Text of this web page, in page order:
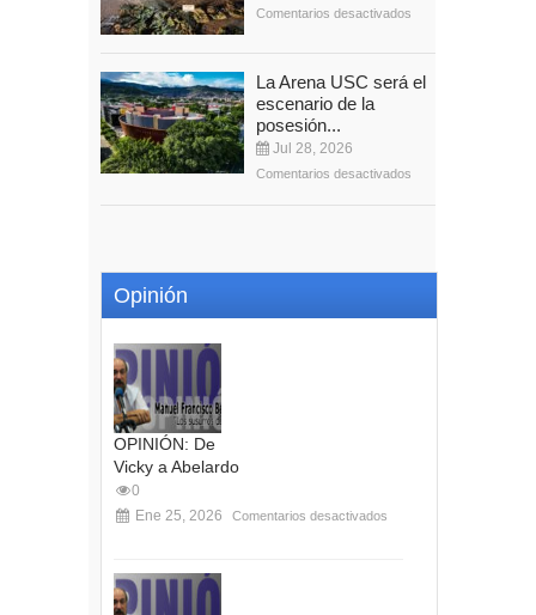
Comentarios desactivados
La Arena USC será el
escenario de la
posesión...
Jul 28, 2026
Comentarios desactivados
Opinión
OPINIÓN: De
Vicky a Abelardo
0
Ene 25, 2026
Comentarios desactivados